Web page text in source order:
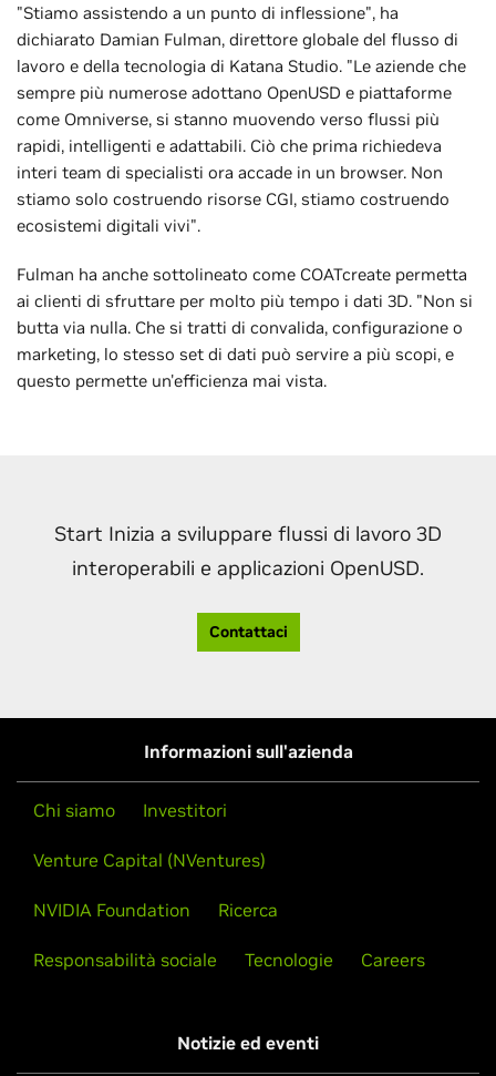
"Stiamo assistendo a un punto di inflessione", ha
dichiarato Damian Fulman, direttore globale del flusso di
lavoro e della tecnologia di Katana Studio. "Le aziende che
sempre più numerose adottano OpenUSD e piattaforme
come Omniverse, si stanno muovendo verso flussi più
rapidi, intelligenti e adattabili. Ciò che prima richiedeva
interi team di specialisti ora accade in un browser. Non
stiamo solo costruendo risorse CGI, stiamo costruendo
ecosistemi digitali vivi".
Fulman ha anche sottolineato come COATcreate permetta
ai clienti di sfruttare per molto più tempo i dati 3D. "Non si
butta via nulla. Che si tratti di convalida, configurazione o
marketing, lo stesso set di dati può servire a più scopi, e
questo permette un'efficienza mai vista.
Start Inizia a sviluppare flussi di lavoro 3D
interoperabili e applicazioni OpenUSD.
Contattaci
Informazioni sull'azienda
Chi siamo Investitori
Venture Capital (NVentures)
NVIDIA Foundation Ricerca
Responsabilità sociale Tecnologie Careers
Notizie ed eventi